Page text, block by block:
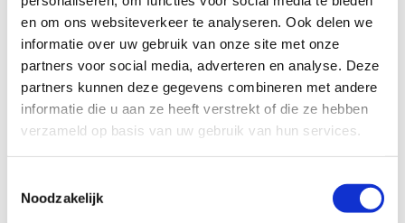
en om ons websiteverkeer te analyseren. Ook delen we
informatie over uw gebruik van onze site met onze
partners voor social media, adverteren en analyse. Deze
partners kunnen deze gegevens combineren met andere
informatie die u aan ze heeft verstrekt of die ze hebben
verzameld op basis van uw gebruik van hun services.
Noodzakelijk
Vanaf € 109,00 per persoon
109,00terecht voor een sportief weekendje weg. In
de prijs zijn 2 overnachtingen, een ontbijtbuffet,